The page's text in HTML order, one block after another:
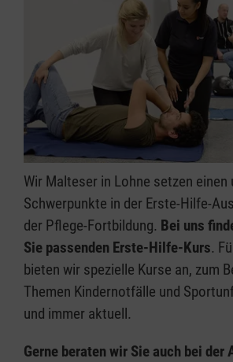
Wir Malteser in Lohne setzen einen
Schwerpunkte in der Erste-Hilfe-
der Pflege-Fortbildung. Bei uns
Sie passenden Erste-Hilfe-Kurs.
bieten wir spezielle Kurse an, zum
Themen Kindernotfälle und
und immer aktuell.
Gerne beraten wir Sie auch bei der